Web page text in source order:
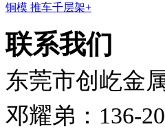
铜模 推车千层架+
联系我们
东莞市创屹金
邓耀弟：136-